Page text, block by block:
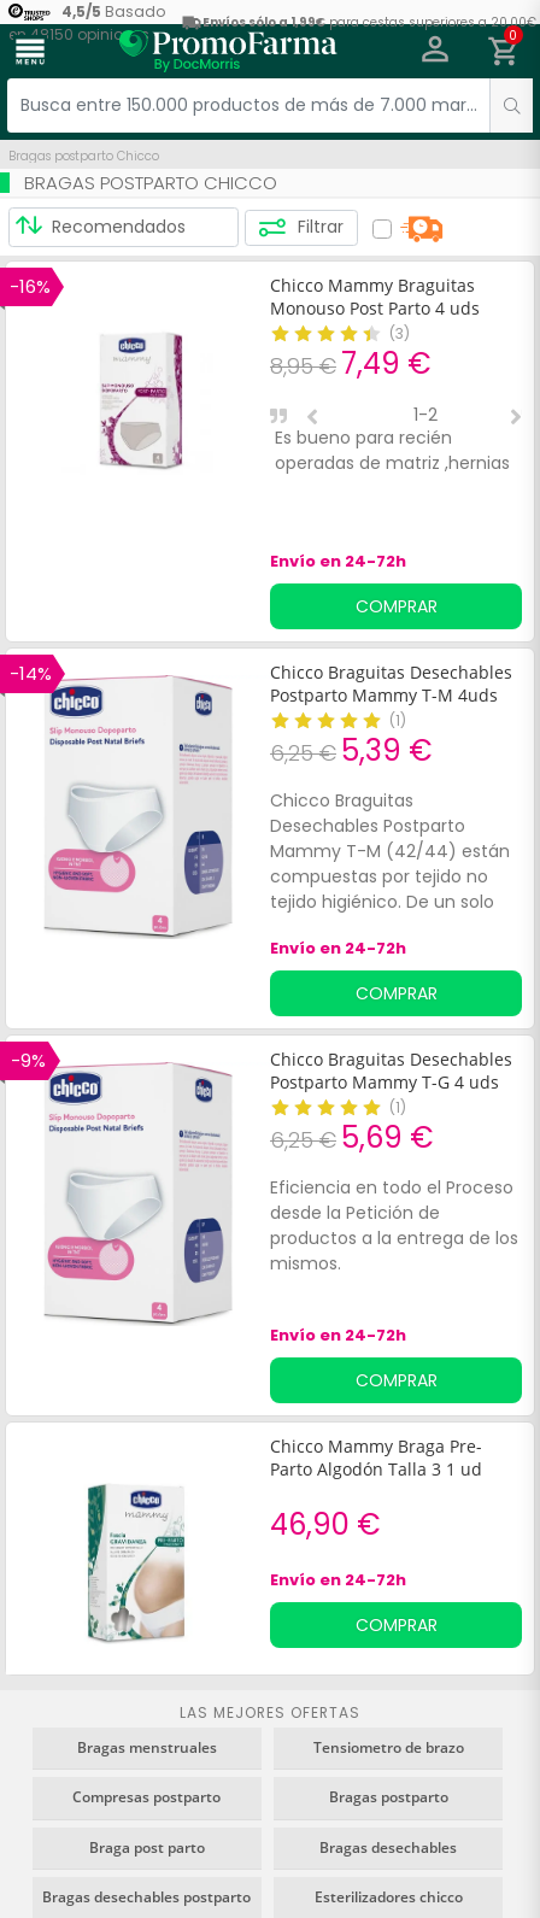
4,5/5 Basado
en48150 opiniones
Envíos sólo a 1,99€para cestas superiores a 20,00€
menu 0
Bragas postparto Chicco
BRAGAS POSTPARTO CHICCO
Filtrar
-16%
Chicco Mammy Braguitas
Monouso Post Parto 4 uds
(3)
8,95 € 7,49 €
Es bueno para recién
operadas de matriz ,hernias
1-2
Envío en 24-72h
COMPRAR
-14%
Chicco Braguitas Desechables
Postparto Mammy T-M 4uds
(1)
6,25 € 5,39 €
Chicco Braguitas
Desechables Postparto
Mammy T-M (42/44) están
compuestas por tejido no
tejido higiénico. De un solo
especialmente indicadas en
caso de puntos o cesárea.
Preaparadas para su uso con
compresa, son indicadas, por
su comodidad, para la
estancia en el hospital.
Unidades por caja: 4También
disponible en talla: grande
(46/48)
Envío en 24-72h
COMPRAR
-9%
Chicco Braguitas Desechables
Postparto Mammy T-G 4 uds
(1)
6,25 € 5,69 €
Eficiencia en todo el Proceso
desde la Petición de
productos a la entrega de los
mismos.
Envío en 24-72h
COMPRAR
Chicco Mammy Braga Pre-
Parto Algodón Talla 3 1 ud
46,90 €
Envío en 24-72h
COMPRAR
LAS MEJORES OFERTAS
Bragas menstruales
Tensiometro de brazo
Compresas postparto Bragas postparto
Braga post parto Bragas desechables
Bragas desechables postparto Esterilizadores chicco